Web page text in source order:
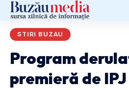
STIRI BUZAU
Program
premieră de IPJ